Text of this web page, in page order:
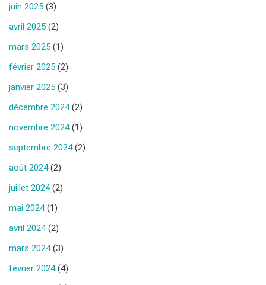
juin 2025 (3)
avril 2025 (2)
mars 2025 (1)
février 2025 (2)
janvier 2025 (3)
décembre 2024(2)
novembre 2024(1)
septembre 2024(2)
août 2024(2)
juillet 2024(2)
mai 2024(1)
avril 2024(2)
mars 2024(3)
février 2024(4)